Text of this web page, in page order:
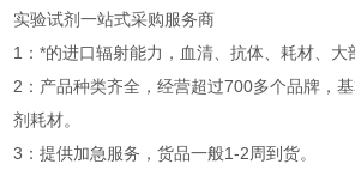
实验试剂一站式采购服务商
1：*的进口辐射能力，血清、抗体、耗材、大
2：产品种类齐全，经营超过700多个品牌，
剂耗材。
3：提供加急服务，货品一般1-2周到货。